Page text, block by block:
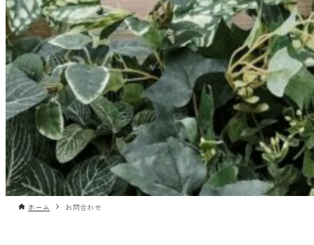
ホーム お問合わせ